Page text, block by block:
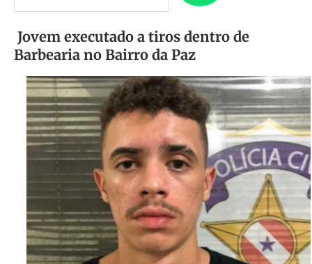
Jovem executado a tiros dentro de
Barbearia no Bairro da Paz